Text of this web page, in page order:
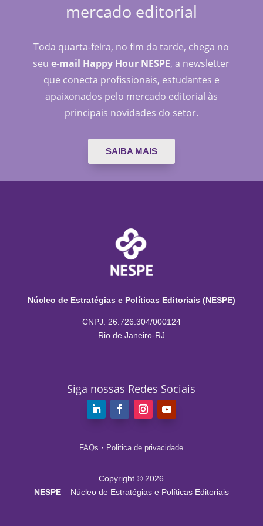
mercado editorial
Toda quarta-feira, no fim da tarde, chega no
seue-mail Happy Hour NESPE, a newsletter
que conecta profissionais, estudantes e
apaixonados pelo mercado editorial às
principais novidades do setor.
SAIBA MAIS
Núcleo de Estratégias e Políticas Editoriais (NESPE)
CNPJ: 26.726.304/000124
Rio de Janeiro-RJ
Siga nossas Redes Sociais
FAQs · Politica de privacidade
Copyright © 2026
NESPE– Núcleo de Estratégias e Políticas Editoriais